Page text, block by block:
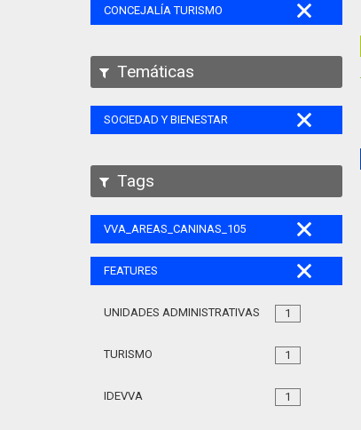
CONCEJALÍA TURISMO
Temáticas
SOCIEDAD Y BIENESTAR
Tags
VVA_AREAS_CANINAS_105
FEATURES
1
UNIDADES ADMINISTRATIVAS
1
TURISMO
1
IDEVVA